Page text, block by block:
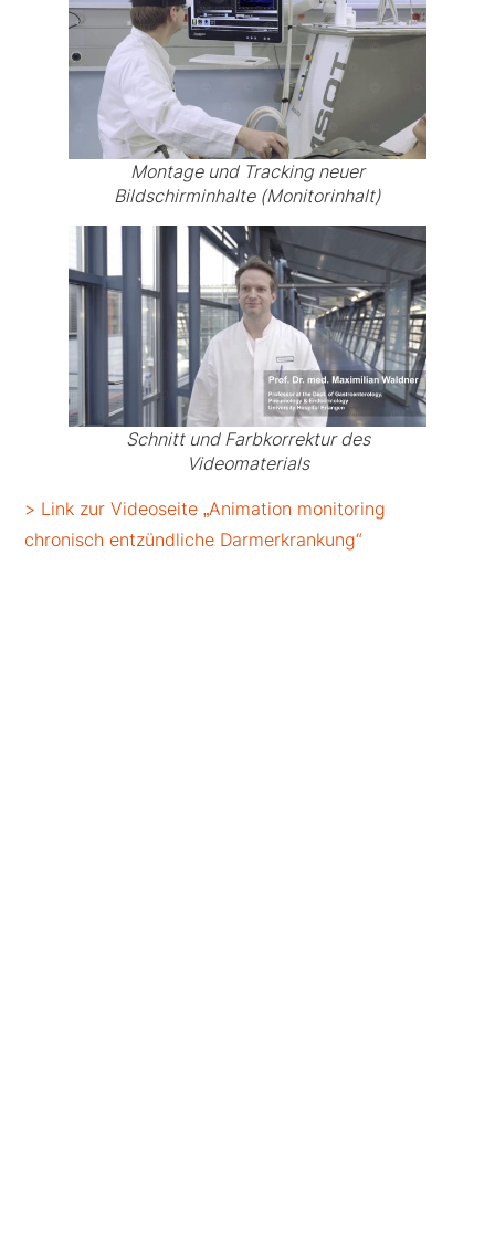
Montage und Tracking neuer
Bildschirminhalte (Monitorinhalt)
Schnitt und Farbkorrektur des
Videomaterials
> Link zur Videoseite „Animation monitoring
chronisch entzündliche Darmerkrankung“